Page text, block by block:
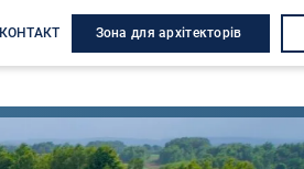
КОНТАКТ Зона для архітекторів